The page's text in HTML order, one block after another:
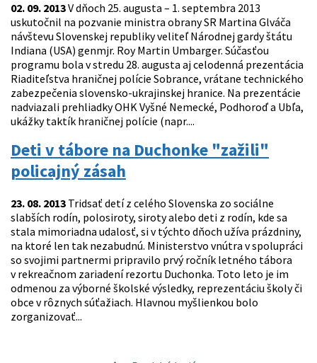
02. 09. 2013V dňoch 25. augusta – 1. septembra 2013
uskutočnil na pozvanie ministra obrany SR Martina Glváča
návštevu Slovenskej republiky veliteľ Národnej gardy štátu
Indiana (USA) genmjr. Roy Martin Umbarger. Súčasťou
programu bola v stredu 28. augusta aj celodenná prezentácia
Riaditeľstva hraničnej polície Sobrance, vrátane technického
zabezpečenia slovensko-ukrajinskej hranice. Na prezentácie
nadviazali prehliadky OHK Vyšné Nemecké, Podhoroď a Ubľa,
ukážky taktík hraničnej polície (napr....
Deti v tábore na Duchonke "zažili"
policajný zásah
23. 08. 2013 Tridsať detí z celého Slovenska zo sociálne
slabších rodín, polosiroty, siroty alebo deti z rodín, kde sa
stala mimoriadna udalosť, si v týchto dňoch užíva prázdniny,
na ktoré len tak nezabudnú. Ministerstvo vnútra v spolupráci
so svojimi partnermi pripravilo prvý ročník letného tábora
v rekreačnom zariadení rezortu Duchonka. Toto leto je im
odmenou za výborné školské výsledky, reprezentáciu školy či
obce v rôznych súťažiach. Hlavnou myšlienkou bolo
zorganizovať...